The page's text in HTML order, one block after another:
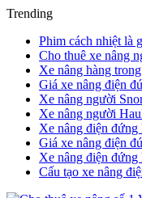
Trending
Phim cách nhiệt là
Cho thuê xe nâng
Xe nâng hàng
Giá xe nâng điện
Xe nâng người
Xe nâng người
Xe nâng điện đứng
Giá xe nâng điện
Xe nâng điện đứng
Cấu tạo xe nâng